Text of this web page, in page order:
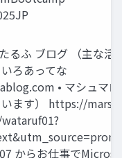
るふ ブログ （主な活
ろあってな
• マシュマロ
ます） https://
からお仕事で